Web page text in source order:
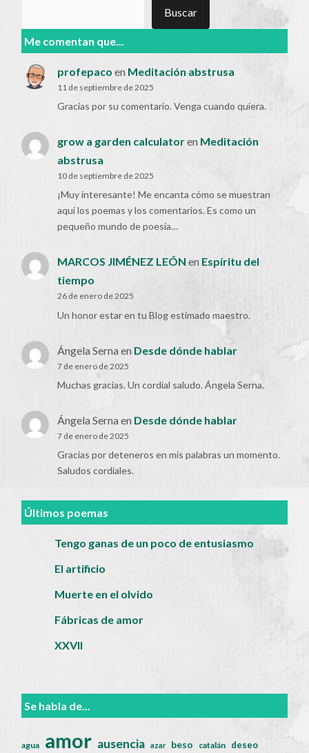
Buscar
Me comentan que...
profepaco en Meditación abstrusa
11 de septiembre de 2025
Gracias por su comentario. Venga cuando quiera.
grow a garden calculatoren Meditación
abstrusa
10 de septiembre de 2025
¡Muy interesante! Me encanta cómo se muestran
aquí los poemas y los comentarios. Es como un
pequeño mundo de poesía…
MARCOS JIMÉNEZ LEÓN en Espíritu del
tiempo
26 de enero de 2025
Un honor estar en tu Blog estimado maestro.
Ángela Serna en Desde dónde hablar
7 de enero de 2025
Muchas gracias. Un cordial saludo. Ángela Serna.
Ángela Serna en Desde dónde hablar
7 de enero de 2025
Gracias por deteneros en mis palabras un momento.
Saludos cordiales.
Últimos poemas
Tengo ganas de un poco de entusiasmo
El artificio
Muerte en el olvido
Fábricas de amor
XXVII
Se habla de...
agua amor ausencia azar beso catalán deseo